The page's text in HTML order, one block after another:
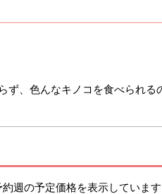
ず、色んなキノコを食べられ
週の予定価格を表示しています